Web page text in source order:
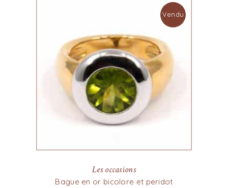
Vendu
Les occasions
Bague en or bicolore et peridot